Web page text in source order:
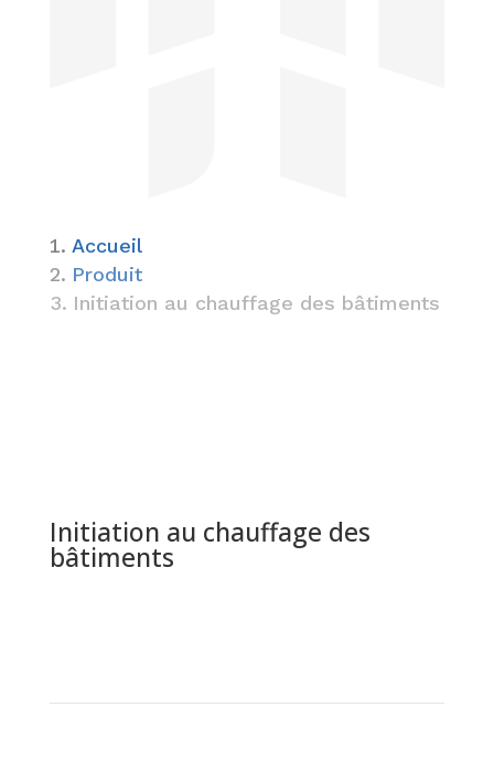
Accueil
Produit
Initiation au chauffage des bâtiments
Initiation au chauffage des
bâtiments